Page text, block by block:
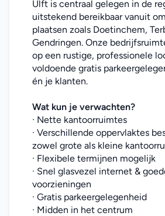
Ulft is centraal gelegen in de
uitstekend bereikbaar vanuit
plaatsen zoals Doetinchem,
Gendringen. Onze
op een rustige, professionele
voldoende gratis
én je klanten.
Wat kun je verwachten?
· Nette kantoorruimtes
· Verschillende oppervlaktes
zowel grote als kleine
· Flexibele termijnen mogelijk
· Snel glasvezel internet &
voorzieningen
· Gratis parkeergelegenheid
· Midden in het centrum